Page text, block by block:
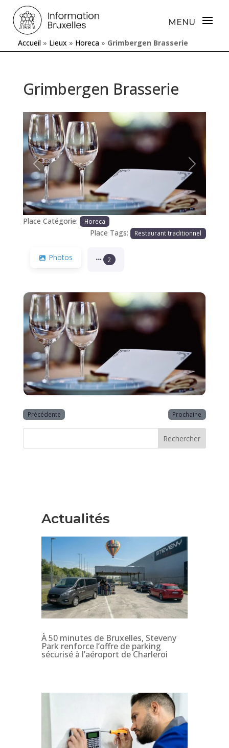
Accueil » Lieux » Horeca » Grimbergen Brasserie
Grimbergen Brasserie
Précédente Prochaine
Place Catégorie: Horeca
Place Tags: Restaurant traditionnel
Photos 2
Précédente Prochaine
Rechercher
Actualités
À 50 minutes de Bruxelles, Steveny
Park renforce l’offre de parking
sécurisé à l’aéroport de Charleroi